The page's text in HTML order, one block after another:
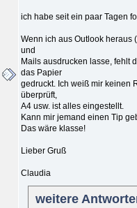
ich habe seit ein paar Tagen
Wenn ich aus Outlook heraus
und
Mails ausdrucken lasse, fehlt
das Papier
gedruckt. Ich weiß mir keinen
überprüft,
A4 usw. ist alles eingestellt.
Kann mir jemand einen Tip
Das wäre klasse!
Lieber Gruß
Claudia
weitere